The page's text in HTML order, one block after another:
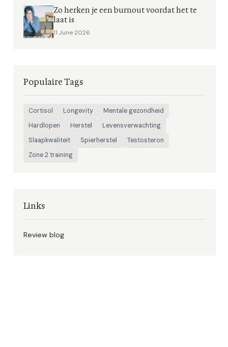
Zo herken je een burnout voordat het te
laat is
11 June 2026
Populaire Tags
Cortisol Longevity
Mentale gezondheid
Hardlopen
Herstel
Levensverwachting
Slaapkwaliteit
Spierherstel
Testosteron
Zone 2 training
Links
Review blog